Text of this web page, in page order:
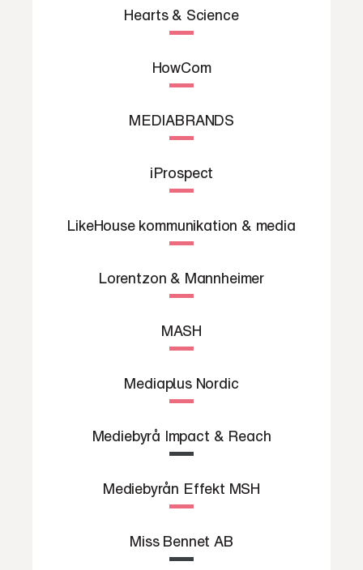
Hearts & Science
HowCom
MEDIABRANDS
iProspect
LikeHouse kommunikation & media
Lorentzon & Mannheimer
MASH
Mediaplus Nordic
Mediebyrå Impact & Reach
Mediebyrån Effekt MSH
Miss Bennet AB